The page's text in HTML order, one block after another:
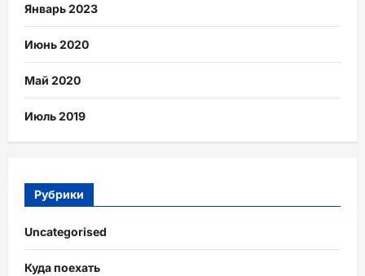
Январь 2023
Июнь 2020
Май 2020
Июль 2019
Рубрики
Uncategorised
Куда поехать